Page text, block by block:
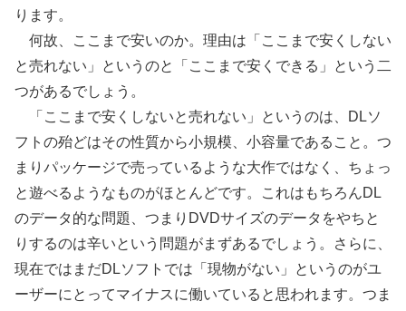
ります。
何故、ここまで安いのか。理由は「ここまで安くしない
と売れない」というのと「ここまで安くできる」という二
つがあるでしょう。
「ここまで安くしないと売れない」というのは、DLソ
フトの殆どはその性質から小規模、小容量であること。つ
まりパッケージで売っているような大作ではなく、ちょっ
と遊べるようなものがほとんどです。これはもちろんDL
のデータ的な問題、つまりDVDサイズのデータをやちと
りするのは辛いという問題がまずあるでしょう。さらに、
現在ではまだDLソフトでは「現物がない」というのがユ
ーザーにとってマイナスに働いていると思われます。つま